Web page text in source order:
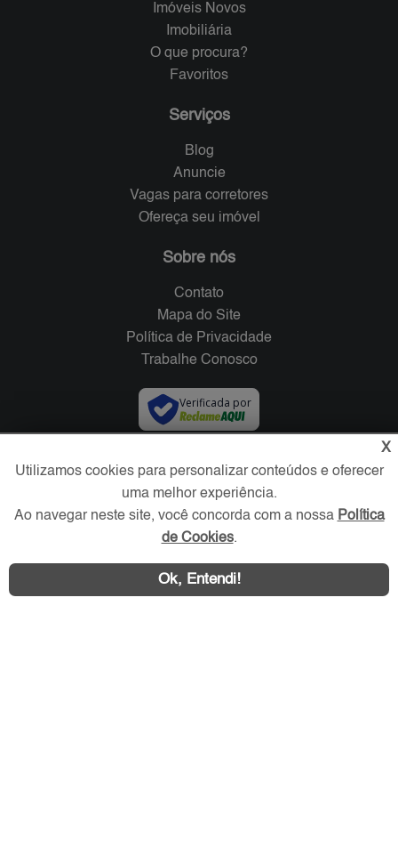
Imóveis Novos
Imobiliária
O que procura?
Favoritos
Serviços
Blog
Anuncie
Vagas para corretores
Ofereça seu imóvel
Sobre nós
Contato
Mapa do Site
Política de Privacidade
Trabalhe Conosco
Verificada por
Redes Sociais
X
Utilizamos cookies para personalizar conteúdos e oferecer
uma melhor experiência.
Ao navegar neste site, você concorda com a nossa Política
de Cookies.
Ok, Entendi!